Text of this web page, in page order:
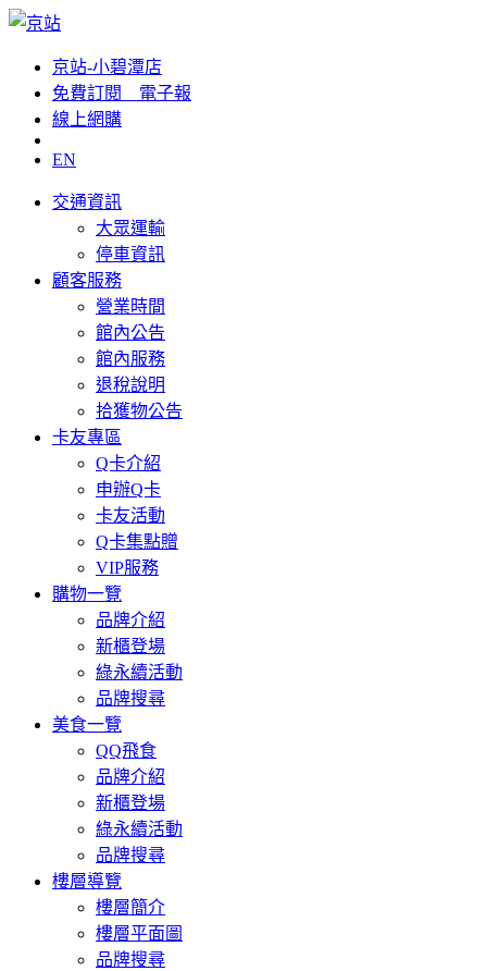
京站-小碧潭店
免費訂閱__電子報
線上網購
EN
交通資訊
大眾運輸
停車資訊
顧客服務
營業時間
館內公告
館內服務
退稅說明
拾獲物公告
卡友專區
Q卡介紹
申辦Q卡
卡友活動
Q卡集點贈
VIP服務
購物一覽
品牌介紹
新櫃登場
綠永續活動
品牌搜尋
美食一覽
QQ飛食
品牌介紹
新櫃登場
綠永續活動
品牌搜尋
樓層導覽
樓層簡介
樓層平面圖
品牌搜尋